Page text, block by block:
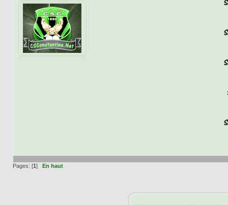
Pages: [1] En haut